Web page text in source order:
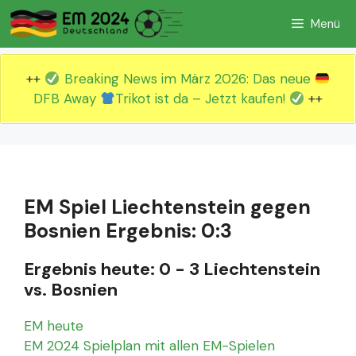
Zum
Inhalt
springen
Menü
++
Breaking News im März 2026: Das neue
DFB Away
Trikot ist da – Jetzt kaufen! ++
EM Spiel Liechtenstein gegen
Bosnien Ergebnis: 0:3
Ergebnis heute: 0 - 3 Liechtenstein
vs. Bosnien
EM heute
EM 2024 Spielplan mit allen EM-Spielen